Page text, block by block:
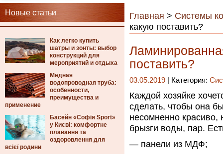
Новые статьи
Как легко купить
шатры и зонты: выбор
конструкций для
мероприятий и отдыха
Медная
водопроводная труба:
особенности,
преимущества и
применение
Басейн «Софія Sport»
у Києві: комфортне
плавання та
оздоровлення для
всієї родини
Главная > Системы
какую поставить?
поставить?
03.05.2019 | Категория:
Каждой хозяйке
сделать, чтобы она
несомненно
брызги воды, пар.
— панели из МДФ;